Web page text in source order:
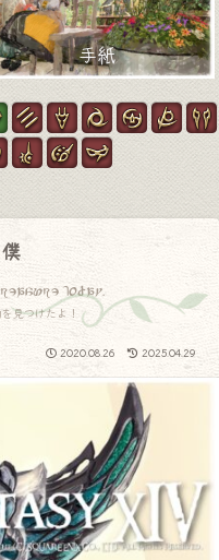
手紙
today.
見つけたよ！
2020.08.26 2025.04.29